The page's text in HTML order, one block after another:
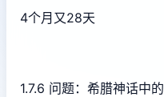
4个月又28天
1.7.6 问题：希腊神话中